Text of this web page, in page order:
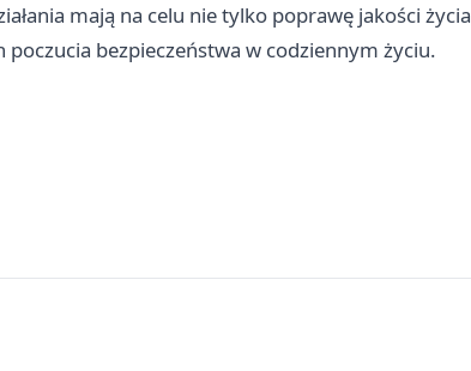
mają na celu nie tylko poprawę jakości życia
bezpieczeństwa w codziennym życiu.